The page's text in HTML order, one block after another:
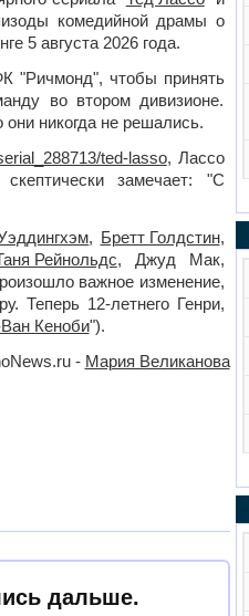
комедийной драмы о
5 августа 2026 года.
"Ричмонд", чтобы принять
во втором дивизионе.
они никогда не решались.
ted-lasso, Лассо
замечает: "С
, Бретт Голдстин,
Рейнольдс, Джуд Мак,
важное изменение,
Теперь 12-летнего Генри,
Кеноби").
- Мария Великанова
дальше.